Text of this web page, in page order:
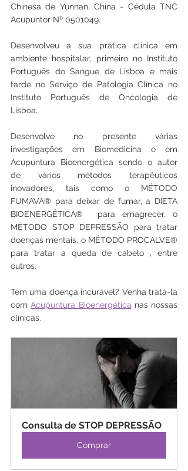
Chinesa de Yunnan, China - Cédula TNC
Acupuntor Nº 0501049.
Desenvolveu a sua prática clínica em
ambiente hospitalar, primeiro no Instituto
Português do Sangue de Lisboa e mais
tarde no Serviço de Patologia Clínica no
Instituto Português de Oncologia de
Lisboa.
Desenvolve no presente várias
investigações em Biomedicina e em
Acupuntura Bioenergética sendo o autor
de vários métodos terapêuticos
inovadores, tais como o MÉTODO
FUMAVA® para deixar de fumar, a DIETA
BIOENERGÉTICA®  para emagrecer, o
MÉTODO STOP DEPRESSÃO para tratar
doenças mentais, o MÉTODO PROCALVE®
para tratar a queda de cabelo , entre
outros.
Tem uma doença incurável? Venha tratá-la
com Acupuntura Bioenergética nas nossas
clínicas.
Consulta de STOP DEPRESSÃO
Comprar